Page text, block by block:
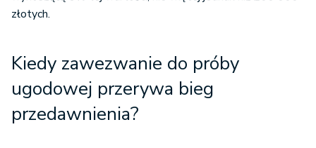
złotych.
Kiedy zawezwanie do próby
ugodowej przerywa bieg
przedawnienia?